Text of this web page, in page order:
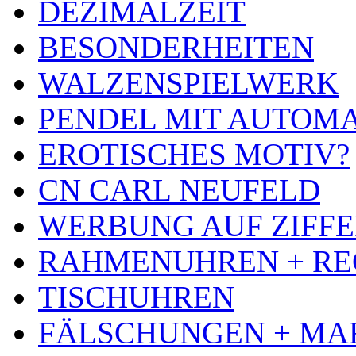
DEZIMALZEIT
BESONDERHEITEN
WALZENSPIELWERK
PENDEL MIT
EROTISCHES MOTIV?
CN CARL NEUFELD
WERBUNG AUF
RAHMENUHREN +
TISCHUHREN
FÄLSCHUNGEN +